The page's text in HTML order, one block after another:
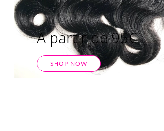
A partir de 95€
SHOP NOW